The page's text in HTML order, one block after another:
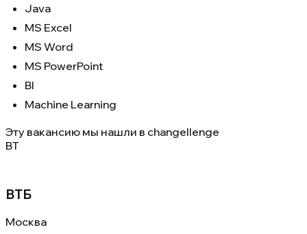
Java
MS Excel
MS Word
MS PowerPoint
BI
Machine Learning
Эту вакансию мы нашли в changellenge
ВТ
ВТБ
Москва